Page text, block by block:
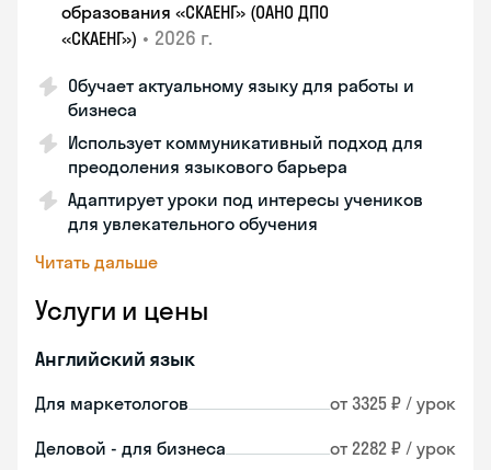
образования «СКАЕНГ» (ОАНО ДПО
«СКАЕНГ») • 2026 г.
Обучает актуальному языку для работы и
бизнеса
Использует коммуникативный подход для
преодоления языкового барьера
Адаптирует уроки под интересы учеников
для увлекательного обучения
Читать дальше
Услуги и цены
Английский язык
Для маркетологов от 3325 ₽ / урок
Деловой - для бизнеса от 2282 ₽ / урок